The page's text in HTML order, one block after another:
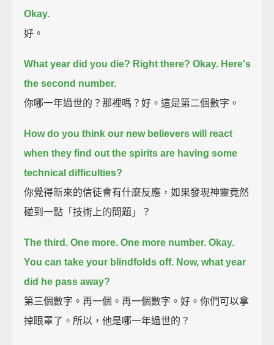
Okay.
好。
What year did you die? Right there? Okay. Here's
the second number.
你哪一年過世的？那裡嗎？好。這是第二個數字。
How do you think our new believers will react
when they find out the spirits are having some
technical difficulties?
你覺得新來的信徒會有什麼反應，如果發現神靈竟然
碰到一點「技術上的問題」？
The third. One more. One more number. Okay.
You can take your blindfolds off. Now, what year
did he pass away?
第三個數字。再一個。再一個數字。好。你們可以拿
掉眼罩了。所以，他是哪一年過世的？